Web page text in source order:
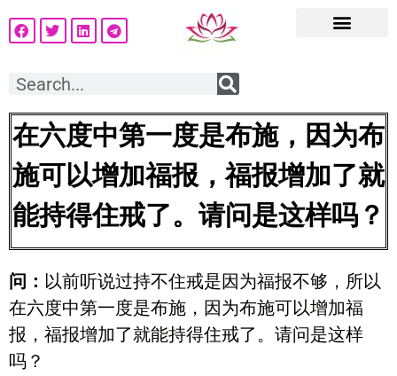
在六度中第一度是布施，因为布
施可以增加福报，福报增加了就
能持得住戒了。请问是这样吗？
问： 以前听说过持不住戒是因为福报不够，所以
在六度中第一度是布施，因为布施可以增加福
报，福报增加了就能持得住戒了。请问是这样
吗？